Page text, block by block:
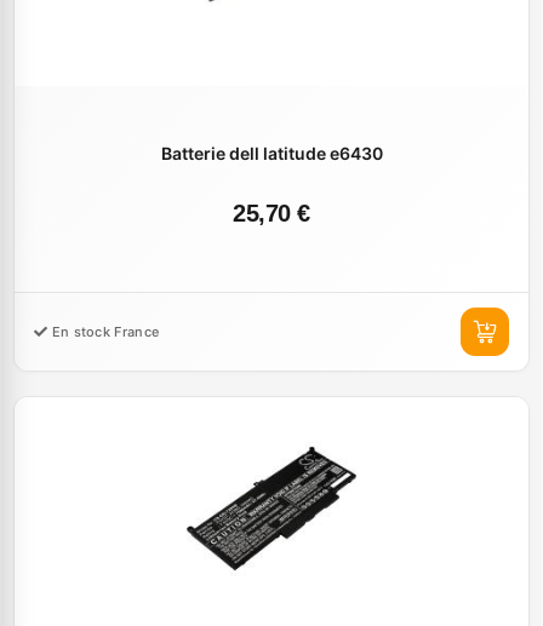
Batterie dell latitude e6430
25,70 €
En stock France